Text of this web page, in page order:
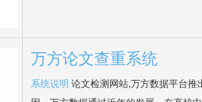
万方论文查重系统
系统说明 论文检测网站,万方数据平台